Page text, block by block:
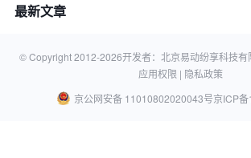
一、CRM系统用
最新文章
© Copyright 2012-2026开发者：北京易动纷享科技
应用权限 | 隐私政策
京公网安备 11010802020043号京ICP